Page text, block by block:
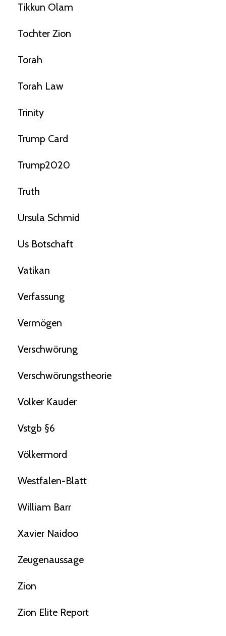
Tikkun Olam
Tochter Zion
Torah
Torah Law
Trinity
Trump Card
Trump2020
Truth
Ursula Schmid
Us Botschaft
Vatikan
Verfassung
Vermögen
Verschwörung
Verschwörungstheorie
Volker Kauder
Vstgb §6
Völkermord
Westfalen-Blatt
William Barr
Xavier Naidoo
Zeugenaussage
Zion
Zion Elite Report